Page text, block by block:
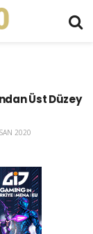
Üst Düzey
2020